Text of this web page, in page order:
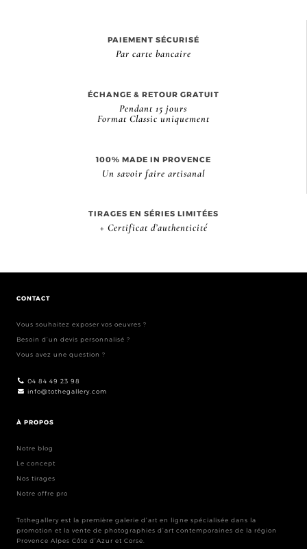
PAIEMENT SÉCURISÉ
Par carte bancaire
ÉCHANGE & RETOUR GRATUIT
Pendant 15 jours
Format Classic uniquement
100% MADE IN PROVENCE
Un savoir faire artisanal
TIRAGES EN SÉRIES LIMITÉES
+ Certificat d’authenticité
CONTACT
Vous souhaitez exposer vos oeuvres ?
Besoin d’un devis personnalisé ?
Vous avez une question ?
04 84 49 23 98
info@tothegallery.com
À PROPOS
Notre blog
Le concept
Nos tirages
Notre offre pro
Tothegallery est la première galerie d’art en ligne spécialisée dans la
promotion et la vente de photographies d’art contemporaines de la région
Provence Alpes Côte d’Azur et Corse.